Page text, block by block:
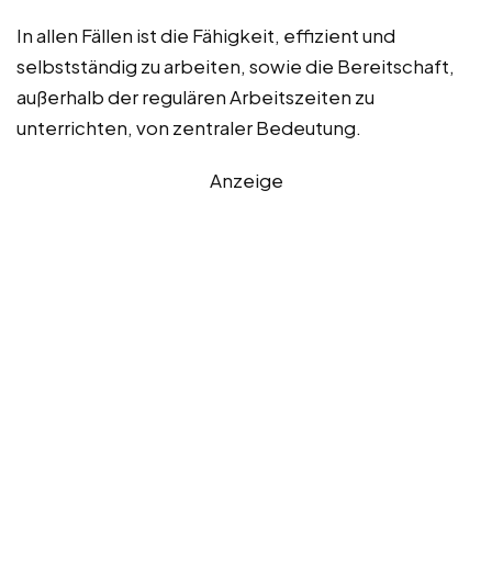
In allen Fällen ist die Fähigkeit, effizient und
selbstständig zu arbeiten, sowie die Bereitschaft,
außerhalb der regulären Arbeitszeiten zu
unterrichten, von zentraler Bedeutung.
Anzeige